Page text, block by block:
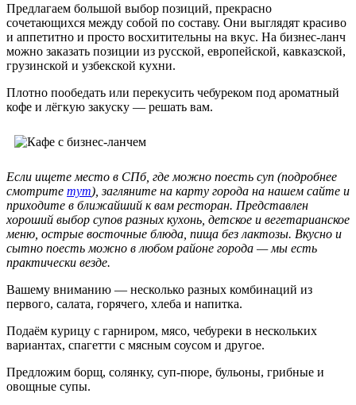
Предлагаем большой выбор позиций, прекрасно
сочетающихся между собой по составу. Они выглядят красиво
и аппетитно и просто восхитительны на вкус. На бизнес-ланч
можно заказать позиции из русской, европейской, кавказской,
грузинской и узбекской кухни.
Плотно пообедать или перекусить чебуреком под ароматный
кофе и лёгкую закуску — решать вам.
Если ищете место в СПб, где можно поесть суп (подробнее
смотрите тут), загляните на карту города на нашем сайте и
приходите в ближайший к вам ресторан. Представлен
хороший выбор супов разных кухонь, детское и вегетарианское
меню, острые восточные блюда, пища без лактозы. Вкусно и
сытно поесть можно в любом районе города — мы есть
практически везде.
Вашему вниманию — несколько разных комбинаций из
первого, салата, горячего, хлеба и напитка.
Подаём курицу с гарниром, мясо, чебуреки в нескольких
вариантах, спагетти с мясным соусом и другое.
Предложим борщ, солянку, суп-пюре, бульоны, грибные и
овощные супы.